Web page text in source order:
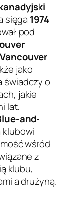
sięga 1974
pod
Vancouver
jako
świadczy o
jakie
lat.
and-
klubowi
wśród
z
klubu,
a drużyną.